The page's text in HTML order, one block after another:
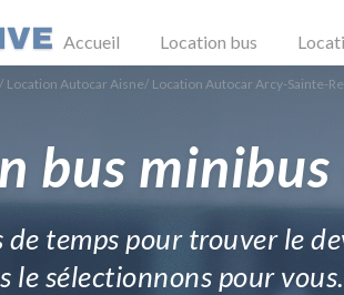
Accueil Location bus
/ Location Autocar Aisne/ Location Autocar Arcy-Sainte-
bus
de temps pour trouver le
le sélectionnons pour